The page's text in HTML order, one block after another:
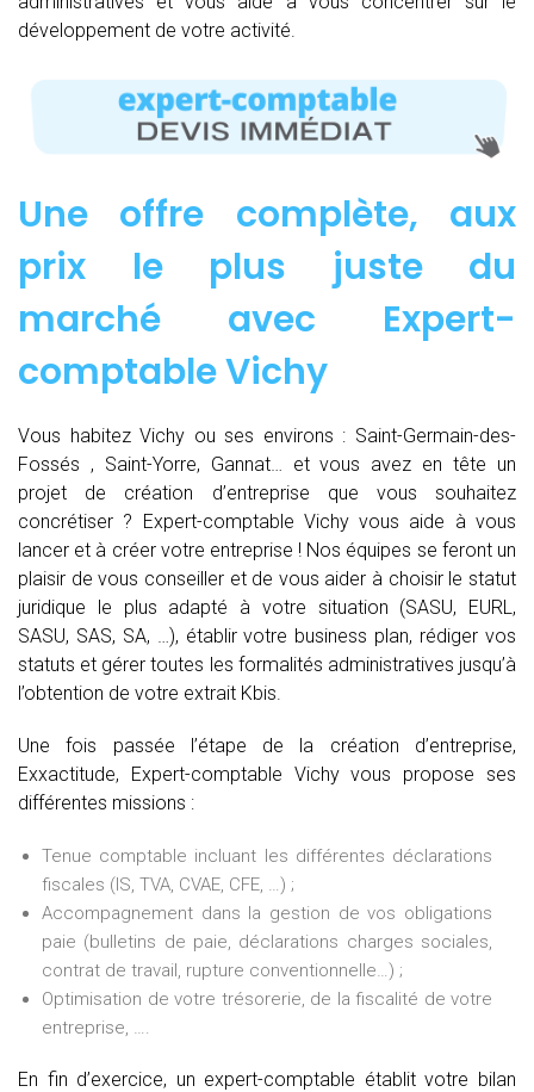
développement de votre activité.
Une offre complète, aux
prix le plus juste du
marché avec Expert-
comptable Vichy
Vous habitez Vichy ou ses environs : Saint-Germain-des-
Fossés , Saint-Yorre, Gannat… et vous avez en tête un
projet de création d’entreprise que vous souhaitez
concrétiser ? Expert-comptable Vichy vous aide à vous
lancer et à créer votre entreprise ! Nos équipes se feront un
plaisir de vous conseiller et de vous aider à choisir le statut
juridique le plus adapté à votre situation (SASU, EURL,
SASU, SAS, SA, …), établir votre business plan, rédiger vos
statuts et gérer toutes les formalités administratives jusqu’à
l’obtention de votre extrait Kbis.
Une fois passée l’étape de la création d’entreprise,
Exxactitude, Expert-comptable Vichy vous propose ses
différentes missions :
Tenue comptable incluant les différentes déclarations
fiscales (IS, TVA, CVAE, CFE, …) ;
Accompagnement dans la gestion de vos obligations
paie (bulletins de paie, déclarations charges sociales,
contrat de travail, rupture conventionnelle…) ;
Optimisation de votre trésorerie, de la fiscalité de votre
entreprise, ….
En fin d’exercice, un expert-comptable établit votre bilan